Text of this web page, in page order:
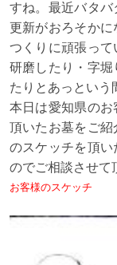
すね。最近バタ
更新がおろそか
つくりに頑張って
研磨したり・字
たりとあっという
本日は愛知県の
頂いたお墓をご
のスケッチを頂
のでご相談させて
お客様のスケッチ